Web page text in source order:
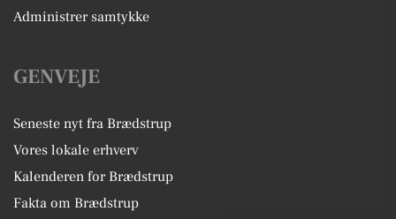
Administrer samtykke
GENVEJE
Seneste nyt fra Brædstrup
Vores lokale erhverv
Kalenderen for Brædstrup
Fakta om Brædstrup